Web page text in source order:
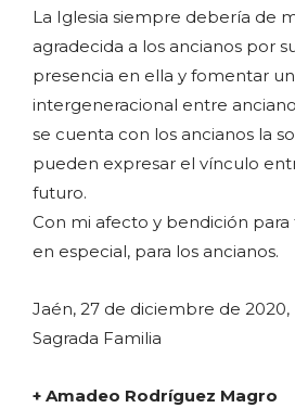
La Iglesia siempre debería de
agradecida a los ancianos por
presencia en ella y fomentar
intergeneracional entre
se cuenta con los ancianos la
pueden expresar el vínculo
futuro.
Con mi afecto y bendición para
en especial, para los ancianos.
Jaén, 27 de diciembre de 2020,
Sagrada Familia
+ Amadeo Rodríguez Magro